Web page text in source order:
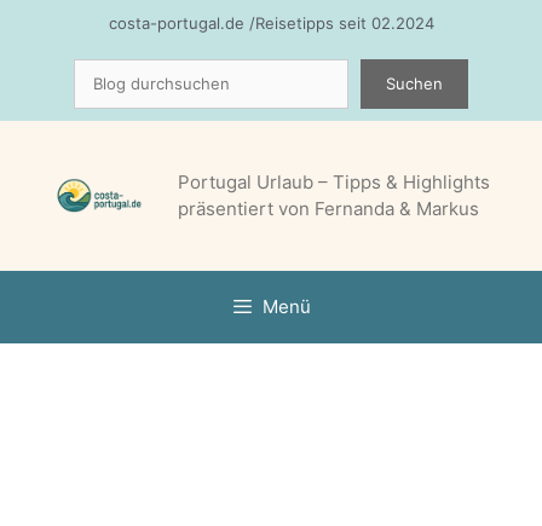
costa-portugal.de /Reisetipps seit 02.2024
Suchen
Portugal Urlaub – Tipps & Highlights
präsentiert von Fernanda & Markus
Menü